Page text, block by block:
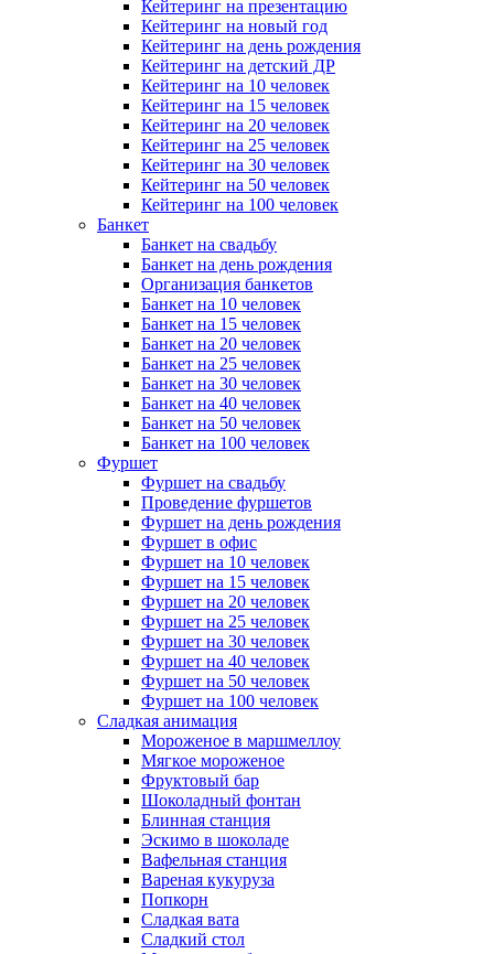
Кейтеринг на презентацию
Кейтеринг на новый год
Кейтеринг на день рождения
Кейтеринг на детский ДР
Кейтеринг на 10 человек
Кейтеринг на 15 человек
Кейтеринг на 20 человек
Кейтеринг на 25 человек
Кейтеринг на 30 человек
Кейтеринг на 50 человек
Кейтеринг на 100 человек
Банкет
Банкет на свадьбу
Банкет на день рождения
Организация банкетов
Банкет на 10 человек
Банкет на 15 человек
Банкет на 20 человек
Банкет на 25 человек
Банкет на 30 человек
Банкет на 40 человек
Банкет на 50 человек
Банкет на 100 человек
Фуршет
Фуршет на свадьбу
Проведение фуршетов
Фуршет на день рождения
Фуршет в офис
Фуршет на 10 человек
Фуршет на 15 человек
Фуршет на 20 человек
Фуршет на 25 человек
Фуршет на 30 человек
Фуршет на 40 человек
Фуршет на 50 человек
Фуршет на 100 человек
Сладкая анимация
Мороженое в маршмеллоу
Мягкое мороженое
Фруктовый бар
Шоколадный фонтан
Блинная станция
Эскимо в шоколаде
Вафельная станция
Вареная кукуруза
Попкорн
Сладкая вата
Сладкий стол